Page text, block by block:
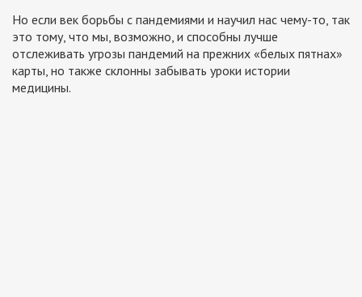
Но если век борьбы с пандемиями и научил нас чему-то, так
это тому, что мы, возможно, и способны лучше
отслеживать угрозы пандемий на прежних «белых пятнах»
карты, но также склонны забывать уроки истории
медицины.